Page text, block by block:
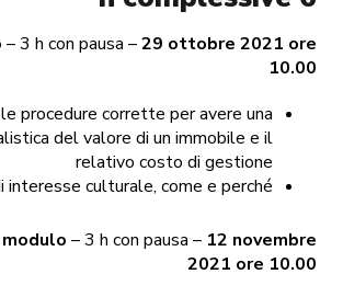
– 3 h con pausa –29 ottobre 2021 ore
10.00
procedure corrette per avere una
del valore di un immobile e il
relativo costo di gestione
interesse culturale, come e perché
– 3 h con pausa – 12 novembre
2021 ore 10.00